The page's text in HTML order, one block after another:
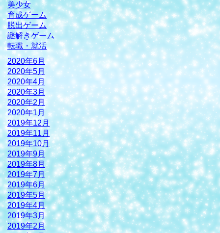
美少女
育成ゲーム
脱出ゲーム
謎解きゲーム
転職・就活
2020年6月
2020年5月
2020年4月
2020年3月
2020年2月
2020年1月
2019年12月
2019年11月
2019年10月
2019年9月
2019年8月
2019年7月
2019年6月
2019年5月
2019年4月
2019年3月
2019年2月